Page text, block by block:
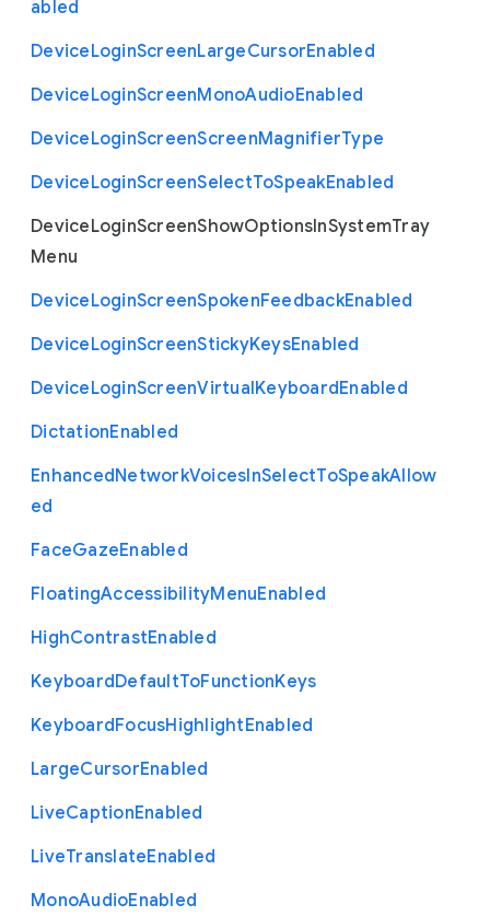
abled
DeviceLoginScreenLargeCursorEnabled
DeviceLoginScreenMonoAudioEnabled
DeviceLoginScreenScreenMagnifierType
DeviceLoginScreenSelectToSpeakEnabled
DeviceLoginScreenShowOptionsInSystemTray
Menu
DeviceLoginScreenSpokenFeedbackEnabled
DeviceLoginScreenStickyKeysEnabled
DeviceLoginScreenVirtualKeyboardEnabled
DictationEnabled
EnhancedNetworkVoicesInSelectToSpeakAllow
ed
FaceGazeEnabled
FloatingAccessibilityMenuEnabled
HighContrastEnabled
KeyboardDefaultToFunctionKeys
KeyboardFocusHighlightEnabled
LargeCursorEnabled
LiveCaptionEnabled
LiveTranslateEnabled
MonoAudioEnabled